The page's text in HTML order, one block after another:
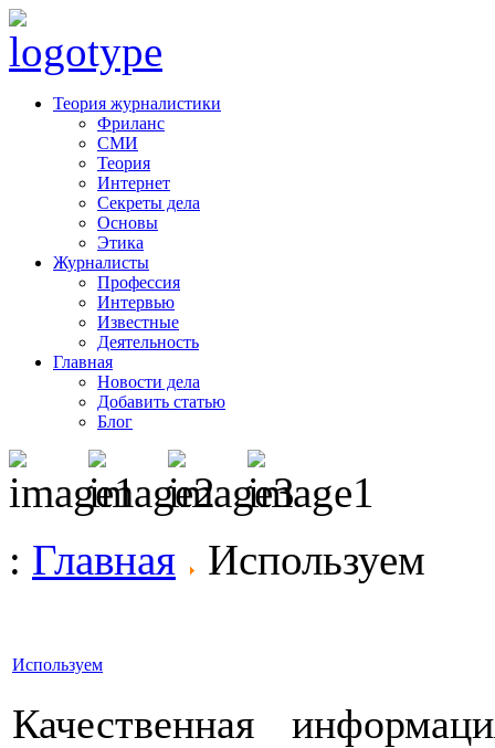
Теория журналистики
Фриланс
СМИ
Теория
Интернет
Секреты дела
Основы
Этика
Журналисты
Профессия
Интервью
Известные
Деятельность
Главная
Новости дела
Добавить статью
Блог
: Главная Используем
Используем
Качественная